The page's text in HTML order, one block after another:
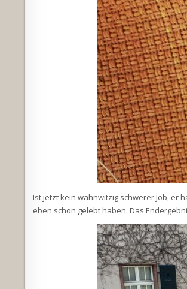
Ist jetzt kein wahnwitzig schwerer Job, er
eben schon gelebt haben. Das